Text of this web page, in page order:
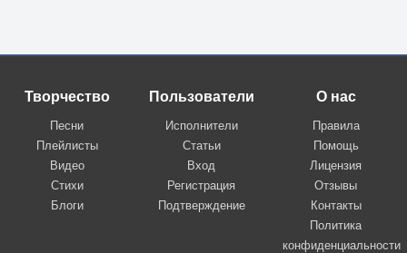
Творчество
Песни
Плейлисты
Видео
Стихи
Блоги
Пользователи
Исполнители
Статьи
Вход
Регистрация
Подтверждение
О нас
Правила
Помощь
Лицензия
Отзывы
Контакты
Политика
конфиденциальности